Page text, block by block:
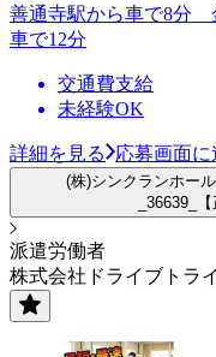
善通寺駅から車で8分
車で12分
交通費支給
未経験OK
詳細を見る 応募画面に
(株)シンクランホー
_36639_
派遣労働者
株式会社ドライブトラ